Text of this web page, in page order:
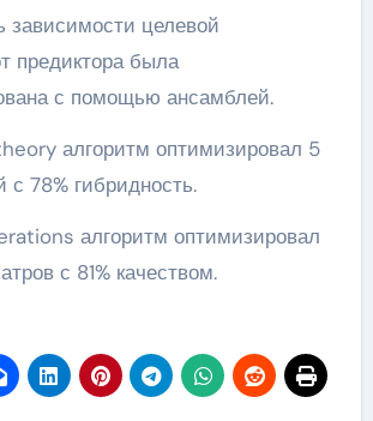
зависимости целевой
предиктора была
с помощью ансамблей.
алгоритм оптимизировал 5
с 78% гибридность.
алгоритм оптимизировал
с 81% качеством.